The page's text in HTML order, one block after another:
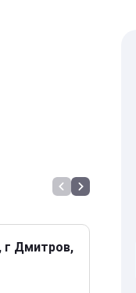
г Дмитров,